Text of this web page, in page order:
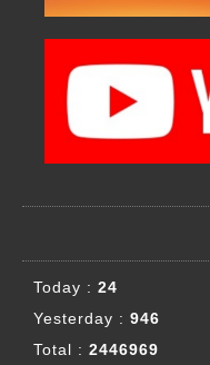
Today : 24
Yesterday : 946
Total : 2446969